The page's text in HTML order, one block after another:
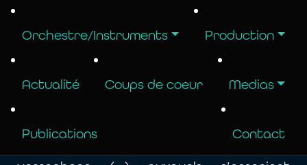
Orchestre/Instruments Production
Actualité Coups de coeur Medias
Publications Contact
Dès 1990 l’orchestre Transparences,
glassharmonica, cristallophone
(vibraphone à lames en cristal) séraphin
(jeu de verres musicaux), jeu de 48 cloches